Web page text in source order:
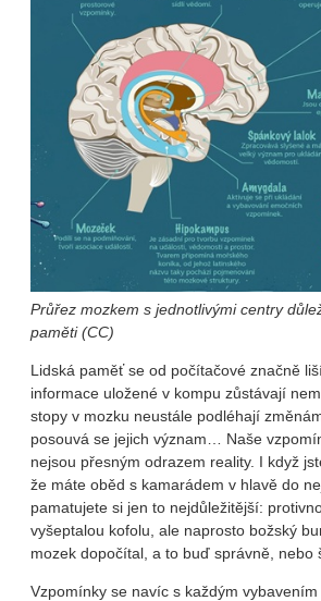
Průřez mozkem s jednotlivými centry
paměti(CC)
Lidská paměť se od počítačové značně
informace uložené v kompu zůstávají
stopy v mozku neustále podléhají
posouvá se jejich význam… Naše
nejsou přesným odrazem reality. I když
že máte oběd s kamarádem v hlavě do
pamatujete si jen to nejdůležitější:
vyšeptalou kofolu, ale naprosto božský
mozek dopočítal, a to buď správně, nebo
Vzpomínky se navíc s každým vybavením